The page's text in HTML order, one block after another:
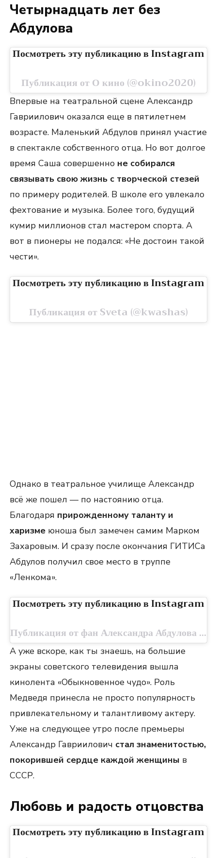
Четырнадцать лет без
Абдулова
Посмотреть эту публикацию в Instagram
Публикация от О кино (@okino2020)
Впервые на театральной сцене Александр
Гавриилович оказался еще в пятилетнем
возрасте. Маленький Абдулов принял участие
в спектакле собственного отца. Но вот долгое
время Саша совершенно не собирался
связывать свою жизнь с творческой стезей
по примеру родителей. В школе его увлекало
фехтование и музыка. Более того, будущий
кумир миллионов стал мастером спорта. А
вот в пионеры не подался: «Не достоин такой
чести».
Посмотреть эту публикацию в Instagram
Публикация от Sveta (@kwashas)
Однако в театральное училище Александр
всё же пошел — по настоянию отца.
Благодаря прирожденному таланту и
харизме юноша был замечен самим Марком
Захаровым. И сразу после окончания ГИТИСа
Абдулов получил свое место в труппе
«Ленкома».
Посмотреть эту публикацию в Instagram
Публикация от фан Александра Абдулова (@abdulov0553)
А уже вскоре, как ты знаешь, на большие
экраны советского телевидения вышла
кинолента «Обыкновенное чудо». Роль
Медведя принесла не просто популярность
привлекательному и талантливому актеру.
Уже на следующее утро после премьеры
Александр Гавриилович стал знаменитостью,
покорившей сердце каждой женщины в
СССР.
Любовь и радость отцовства
Посмотреть эту публикацию в Instagram